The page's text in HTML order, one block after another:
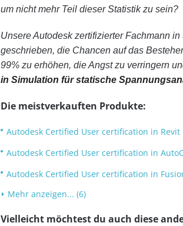
um nicht mehr Teil dieser Statistik zu sein?
Unsere Autodesk zertifizierter Fachmann
geschrieben, die Chancen auf das
99% zu erhöhen, die Angst zu verringern
in Simulation für statische
Die meistverkauften Produkte:
Autodesk Certified User certification in Revit
Autodesk Certified User certification in
Autodesk Certified User certification in
Mehr anzeigen... (6)
Vielleicht möchtest du auch diese